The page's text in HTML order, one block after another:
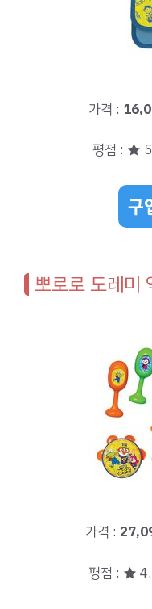
가격 :
평점 : ★
구
뽀로로 도레미
가격 :
평점 : ★